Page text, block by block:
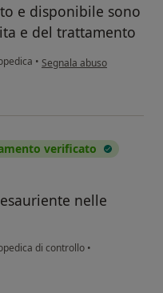
e disponibile sono
e del trattamento
• secondo l'opinione
Segnala abuso
verificato
nelle
di controllo •